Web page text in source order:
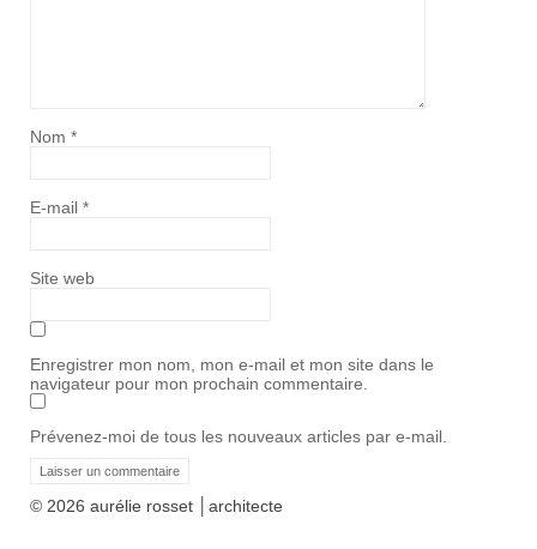
Nom *
E-mail *
Site web
Enregistrer mon nom, mon e-mail et mon site dans le
navigateur pour mon prochain commentaire.
Prévenez-moi de tous les nouveaux articles par e-mail.
© 2026 aurélie rosset │architecte